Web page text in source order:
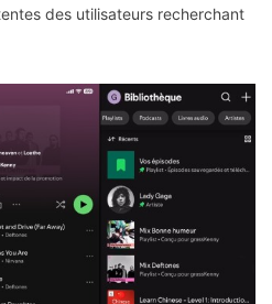
des utilisateurs recherchant